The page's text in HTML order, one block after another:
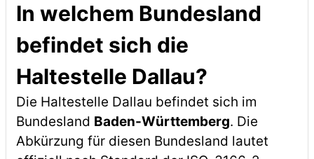
In welchem Bundesland
befindet sich die
Haltestelle Dallau?
Die Haltestelle Dallau befindet sich im
Bundesland Baden-Württemberg. Die
Abkürzung für diesen Bundesland lautet